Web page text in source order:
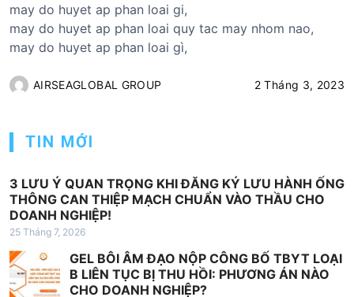
may do huyet ap phan loai gi,
may do huyet ap phan loai quy tac may nhom nao,
may do huyet ap phan loai gì,
AIRSEAGLOBAL GROUP 2 Tháng 3, 2023
TIN MỚI
3 LƯU Ý QUAN TRỌNG KHI ĐĂNG KÝ LƯU HÀNH ỐNG
THÔNG CAN THIỆP MẠCH CHUẨN VÀO THẦU CHO
DOANH NGHIỆP!
25 Tháng 7, 2026
GEL BÔI ÂM ĐẠO NỘP CÔNG BỐ TBYT LOẠI
B LIÊN TỤC BỊ THU HỒI: PHƯƠNG ÁN NÀO
CHO DOANH NGHIỆP?